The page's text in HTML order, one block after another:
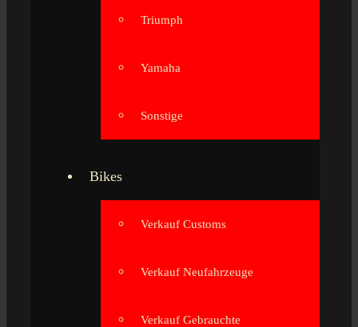
Triumph
Yamaha
Sonstige
Bikes
Verkauf Customs
Verkauf Neufahrzeuge
Verkauf Gebrauchte